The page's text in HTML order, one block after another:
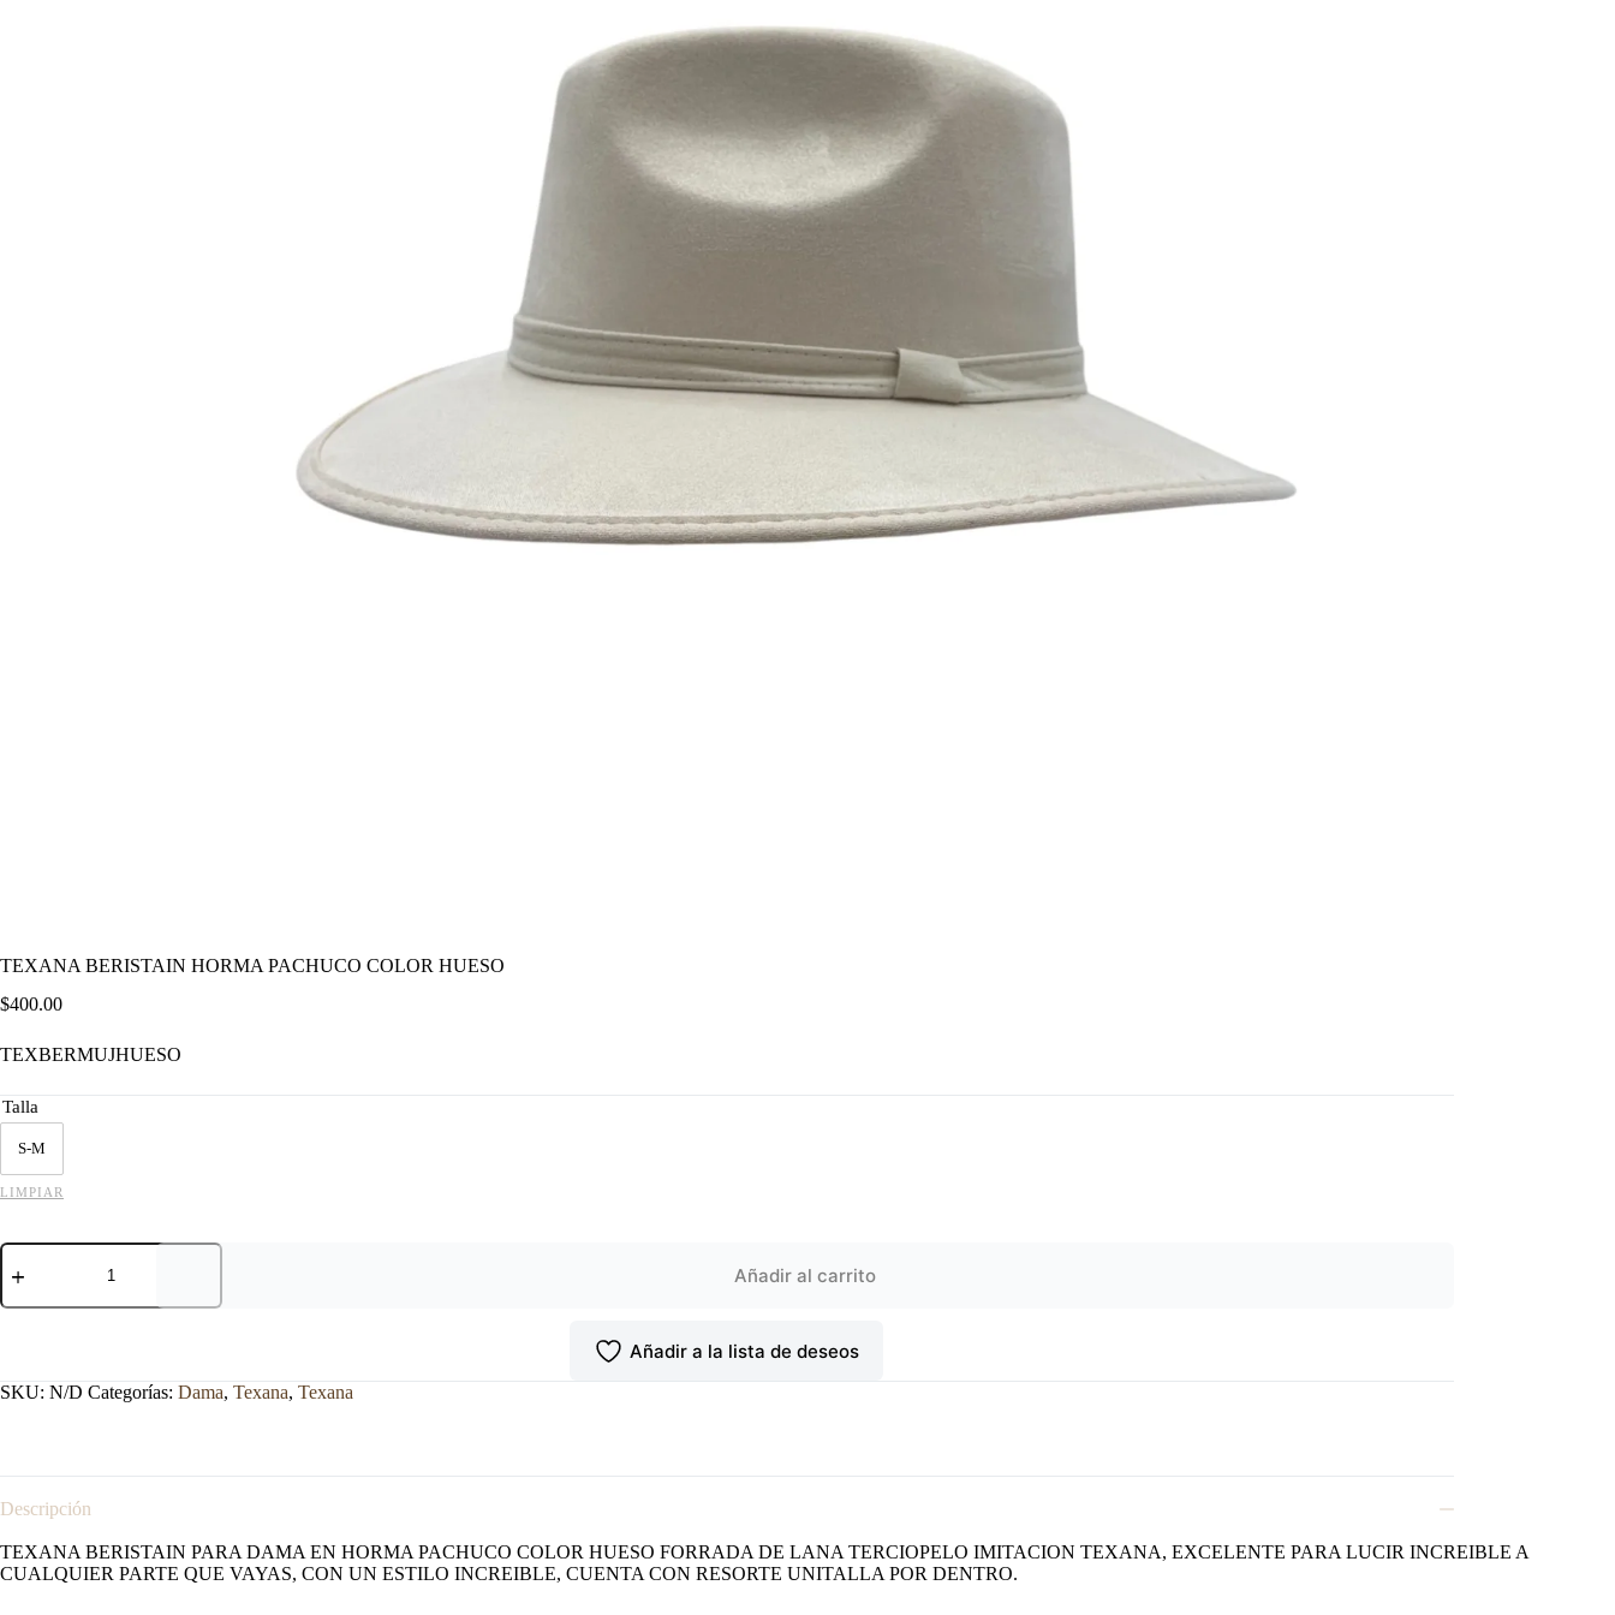
TEXANA BERISTAIN HORMA PACHUCO COLOR HUESO
$400.00
TEXBERMUJHUESO
Talla
S-M
LIMPIAR
TEXANA
BERISTAIN
PACHUCO
Añadir al carrito
Añadir a la lista de deseos
SKU: N/D Categorías: Dama, Texana, Texana
Descripción
TEXANA BERISTAIN PARA DAMA EN HORMA PACHUCO COLOR HUESO FORRADA DE LANA TERCIOPELO IMITACION TEXANA, EXCELENTE PARA LUCIR INCREIBLE A
CUALQUIER PARTE QUE VAYAS, CON UN ESTILO INCREIBLE, CUENTA CON RESORTE UNITALLA POR DENTRO.